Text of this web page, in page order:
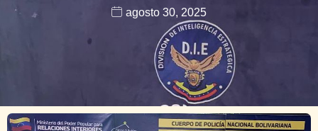
agosto 30, 2025